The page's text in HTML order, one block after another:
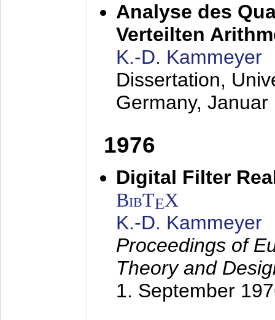
Analyse des
Verteilten
K.-D. Kammeyer
Dissertation,
Germany, Januar
1976
Digital Filter
BibTEX
K.-D. Kammeyer
Proceedings of
Theory and
1. September